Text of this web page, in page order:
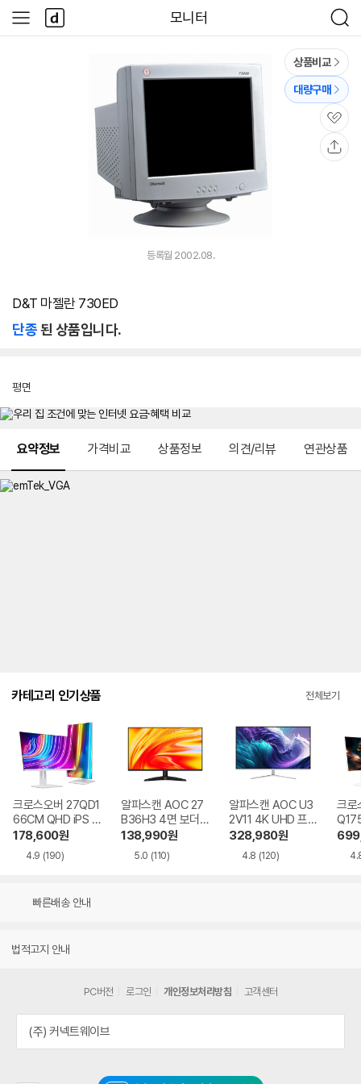
모니터
검
색
사
이
다
나
와
상품비교
대량구매
관
심
등록월 2002.08.
D&T 마젤란 730ED
단종된 상품입니다.
평면
요약정보 가격비교 상품정보 의견/리뷰 연관상품
카테고리 인기상품 전체보기
크로스오버 27QD1
66CM QHD iPS U
SB-C 화이트 Ai 멀
티스탠드
178,600원
4.9 (190)
알파스캔 AOC 27
B36H3 4면 보더리
스 IPS 120 시력보
호 무결점
138,990원
5.0 (110)
알파스캔 AOC U3
2V11 4K UHD 프리
싱크 HDR 시력보호
무결점
328,980원
4.8 (120)
크로
Ai
빠른배송 안내
법적고지 안내
PC버전 로그인 개인정보처리방침 고객센터
(주) 커넥트웨이브